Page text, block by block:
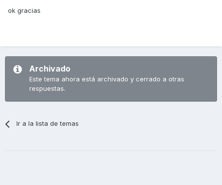
ok gracias
Archivado
Este tema ahora está archivado y cerrado a otras
respuestas.
Ir a la lista de temas